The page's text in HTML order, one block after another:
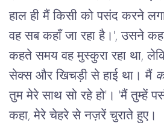
हाल ही मैं किसी को पसंद करने
वह सब कहाँ जा रहा है।', उसने
कहते समय वह मुस्कुरा रहा था,
सेक्स और खिचड़ी से हाई था। मैं
तुम मेरे साथ सो रहे हो'। 'मैं तुम्हें
कहा, मेरे चेहरे से नज़रें चुराते हुए।